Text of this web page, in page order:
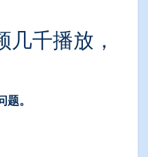
千播放，
。